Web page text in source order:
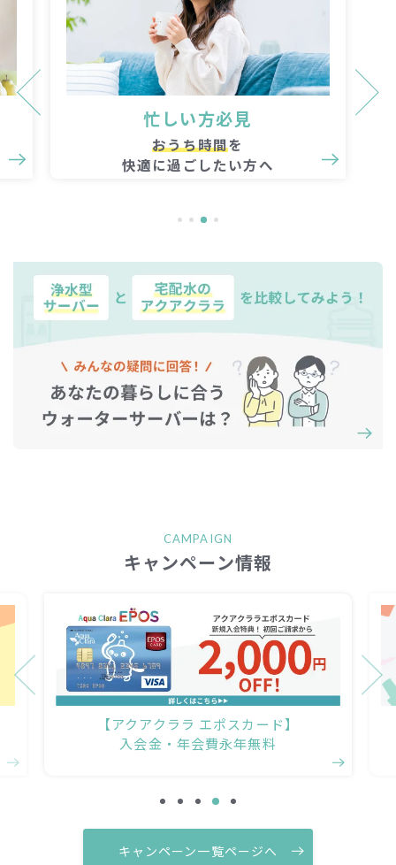
防災対策
防災時に役立つ
アイテムが気になる方へ
CAMPAIGN
キャンペーン情報
ヘラルボニー
デザインサーバー
キャンペーン一覧ページへ